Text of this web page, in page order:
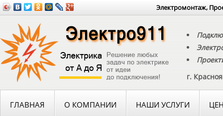
Электромонтаж,
г.
ГЛАВНАЯ О КОМПАНИИ НАШИ УСЛУГИ